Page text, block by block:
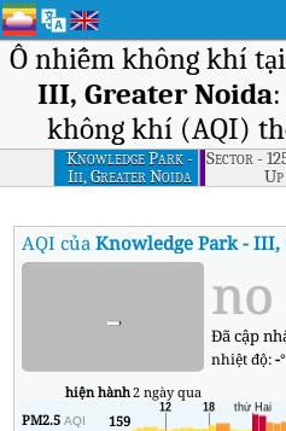
Ô nhiễm không khí tại
III, Greater Noida
không khí (AQI)
Knowledge Park -
Iii, Greater Noida
Sector -
Up
AQI củaKnowledge Park - III,
- Đã cập
nhiệt độ:-
hiện hành2 ngày qua
PM2.5AQI 159